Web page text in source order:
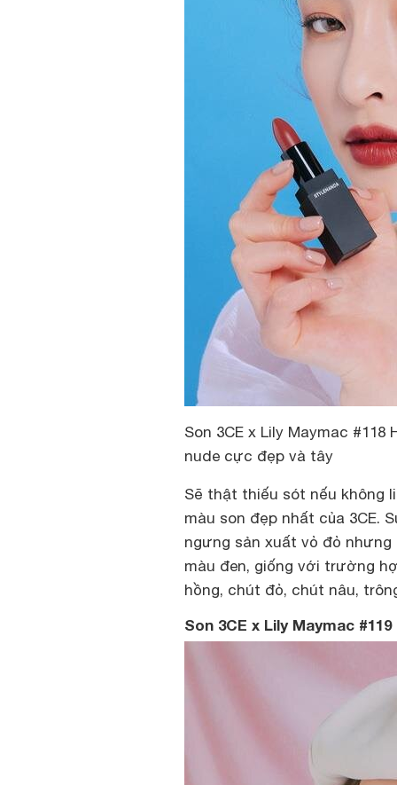
Son 3CE x Lily Maymac
nude cực đẹp và tây
Sẽ thật thiếu sót nếu không
màu son đẹp nhất của 3CE.
ngưng sản xuất vỏ đỏ
màu đen, giống với trường
hồng, chút đỏ, chút nâu,
Son 3CE x Lily Maymac